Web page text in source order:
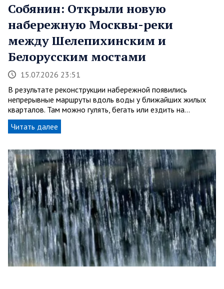
Собянин: Открыли новую
набережную Москвы-реки
между Шелепихинским и
Белорусским мостами
15.07.2026 23:51
В результате реконструкции набережной появились
непрерывные маршруты вдоль воды у ближайших жилых
кварталов. Там можно гулять, бегать или ездить на…
Читать далее